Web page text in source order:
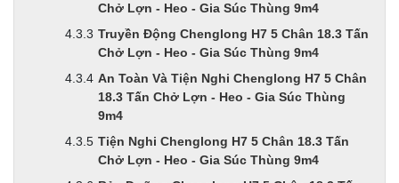
Chở Lợn - Heo - Gia Súc Thùng 9m4
Truyền Động Chenglong H7 5 Chân 18.3 Tấn
Chở Lợn - Heo - Gia Súc Thùng 9m4
An Toàn Và Tiện Nghi Chenglong H7 5 Chân
18.3 Tấn Chở Lợn - Heo - Gia Súc Thùng
9m4
Tiện Nghi Chenglong H7 5 Chân 18.3 Tấn
Chở Lợn - Heo - Gia Súc Thùng 9m4